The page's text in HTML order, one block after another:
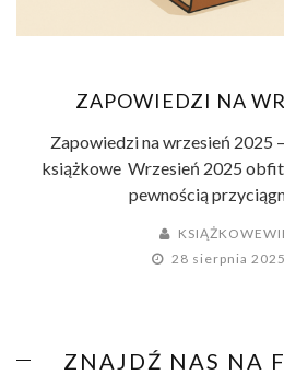
ZAPOWIEDZI NA
Zapowiedzi na wrzesień 2025
książkowe Wrzesień 2025
pewnością
28 sierpnia 2025
ZNAJDŹ NAS NA